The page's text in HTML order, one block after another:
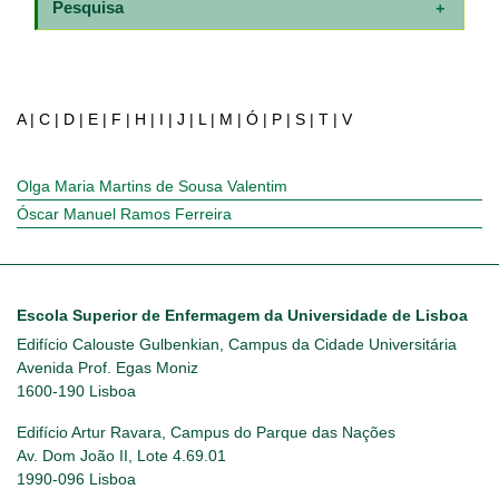
A | C | D | E | F | H | I | J | L | M | Ó | P | S | T | V
Olga Maria Martins de Sousa Valentim
Óscar Manuel Ramos Ferreira
Pesquisa
Escola Superior de Enfermagem da Universidade de Lisboa
Edifício Calouste Gulbenkian, Campus da Cidade Universitária
Avenida Prof. Egas Moniz
1600-190 Lisboa
Edifício Artur Ravara, Campus do Parque das Nações
Av. Dom João II, Lote 4.69.01
1990-096 Lisboa